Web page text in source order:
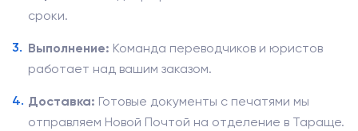
сроки.
Выполнение: Команда переводчиков и юристов
работает над вашим заказом.
Доставка: Готовые документы с печатями мы
отправляем Новой Почтой на отделение в Тараще.